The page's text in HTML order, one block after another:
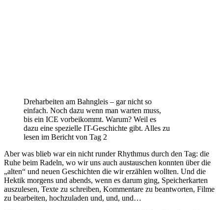
Dreharbeiten am Bahngleis – gar nicht so
einfach. Noch dazu wenn man warten muss,
bis ein ICE vorbeikommt. Warum? Weil es
dazu eine spezielle IT-Geschichte gibt. Alles zu
lesen im Bericht von Tag 2
Aber was blieb war ein nicht runder Rhythmus durch den Tag: die
Ruhe beim Radeln, wo wir uns auch austauschen konnten über die
„alten“ und neuen Geschichten die wir erzählen wollten. Und die
Hektik morgens und abends, wenn es darum ging, Speicherkarten
auszulesen, Texte zu schreiben, Kommentare zu beantworten, Filme
zu bearbeiten, hochzuladen und, und, und…